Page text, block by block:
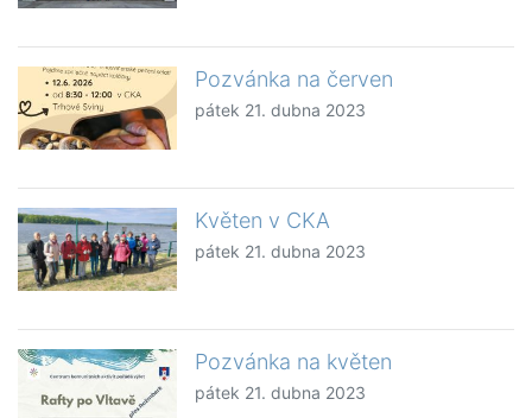
Pozvánka na červen
pátek 21. dubna 2023
Květen v CKA
pátek 21. dubna 2023
Pozvánka na květen
pátek 21. dubna 2023